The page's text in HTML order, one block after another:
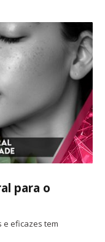
para o
e eficazes tem